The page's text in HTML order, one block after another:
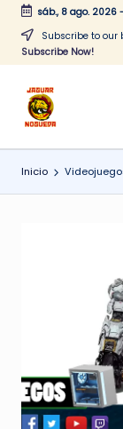
Saltar
sáb., 8 ago. 2026
Subscribe to our
Subscribe Now!
J
a
g
u
e
CONTENIDO
Inicio